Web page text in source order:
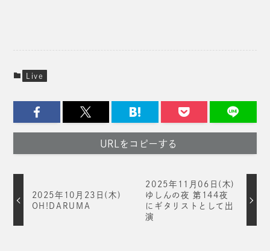
Live
URLをコピーする
2025年10月23日(木)
OH!DARUMA
2025年11月06日(木)
ゆしんの夜 第144夜
にギタリストとして出
演